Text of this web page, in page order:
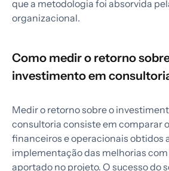
que a metodologia foi absorvida
organizacional.
Como medir o retorno
investimento em
Medir o retorno sobre o
consultoria consiste em comparar
financeiros e operacionais obtidos
implementação das melhorias com
aportado no projeto. O sucesso do